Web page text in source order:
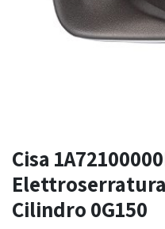
Cisa
Cilindro 0G150